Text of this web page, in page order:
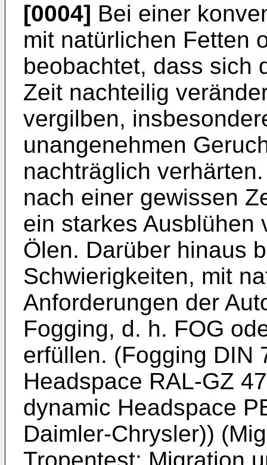
[0004] Bei einer
mit natürlichen Fetten
beobachtet, dass sich
Zeit nachteilig
vergilben,
unangenehmen
nachträglich
nach einer gewissen
ein starkes Ausblühen
Ölen. Darüber hinaus
Schwierigkeiten, mit
Anforderungen der
Fogging, d. h. FOG
erfüllen. (Fogging DIN
Headspace RAL-GZ
dynamic Headspace
Daimler-Chrysler))